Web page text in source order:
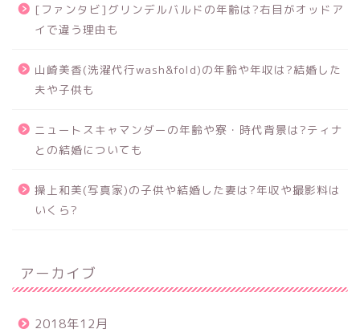
[ファンタビ]グリンデルバルドの年齢は?右目がオッドア
イで違う理由も
山崎美香(洗濯代行wash&fold)の年齢や年収は?結婚した
夫や子供も
ニュートスキャマンダーの年齢や寮・時代背景は?ティナ
との結婚についても
操上和美(写真家)の子供や結婚した妻は?年収や撮影料は
いくら?
アーカイブ
2018年12月